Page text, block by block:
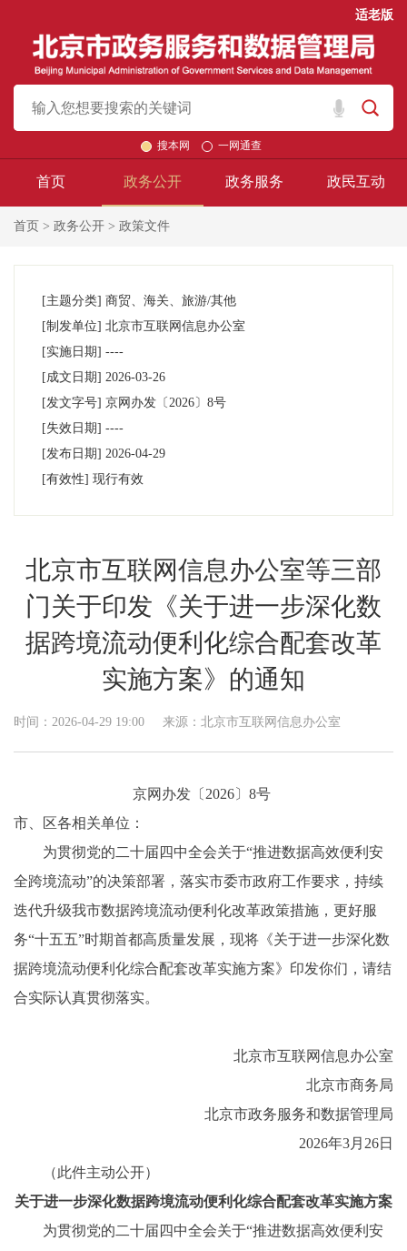
搜本网 一网通查
适老版
首页 政务公开 政务服务 政民互动
首页 > 政务公开 > 政策文件
[主题分类] 商贸、海关、旅游/其他
[制发单位] 北京市互联网信息办公室
[实施日期] ----
[成文日期] 2026-03-26
[发文字号] 京网办发 〔2026〕 8号
[失效日期] ----
[发布日期] 2026-04-29
[有效性] 现行有效
北京市互联网信息办公室等三部
门关于印发《关于进一步深化数
据跨境流动便利化综合配套改革
实施方案》的通知
时间：2026-04-29 19:00 来源：北京市互联网信息办公室
京网办发〔2026〕8号
市、区各相关单位：
为贯彻党的二十届四中全会关于“推进数据高效便利安
全跨境流动”的决策部署，落实市委市政府工作要求，持续
迭代升级我市数据跨境流动便利化改革政策措施，更好服
务“十五五”时期首都高质量发展，现将《关于进一步深化数
据跨境流动便利化综合配套改革实施方案》印发你们，请结
合实际认真贯彻落实。
北京市互联网信息办公室
北京市商务局
北京市政务服务和数据管理局
2026年3月26日
（此件主动公开）
关于进一步深化数据跨境流动便利化综合配套改革实施方案
为贯彻党的二十届四中全会关于“推进数据高效便利安